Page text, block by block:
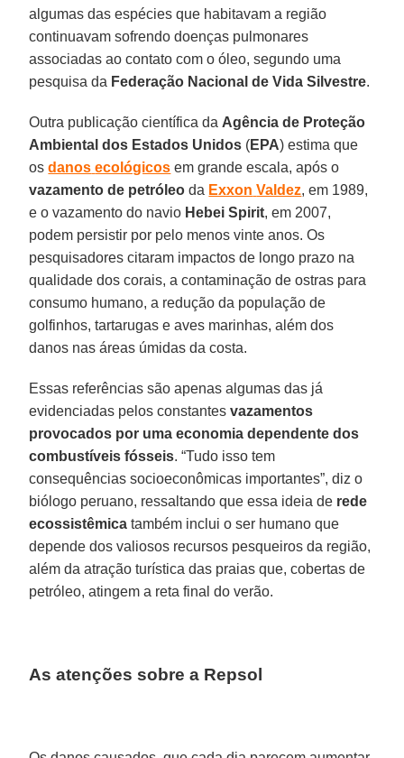
algumas das espécies que habitavam a região
continuavam sofrendo doenças pulmonares
associadas ao contato com o óleo, segundo uma
pesquisa da Federação Nacional de Vida Silvestre.
Outra publicação científica da Agência de Proteção
Ambiental dos Estados Unidos (EPA) estima que
osdanos ecológicos em grande escala, após o
vazamento de petróleo da Exxon Valdez, em 1989,
e o vazamento do navio Hebei Spirit, em 2007,
podem persistir por pelo menos vinte anos. Os
pesquisadores citaram impactos de longo prazo na
qualidade dos corais, a contaminação de ostras para
consumo humano, a redução da população de
golfinhos, tartarugas e aves marinhas, além dos
danos nas áreas úmidas da costa.
Essas referências são apenas algumas das já
evidenciadas pelos constantesvazamentos
provocados por uma economia dependente dos
combustíveis fósseis. “Tudo isso tem
consequências socioeconômicas importantes”, diz o
biólogo peruano, ressaltando que essa ideia de rede
ecossistêmica também inclui o ser humano que
depende dos valiosos recursos pesqueiros da região,
além da atração turística das praias que, cobertas de
petróleo, atingem a reta final do verão.
As atenções sobre a Repsol